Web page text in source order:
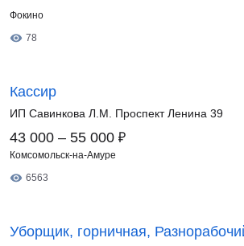
Фокино
78
Кассир
ИП Савинкова Л.М. Проспект Ленина 39
43 000 – 55 000 ₽
Комсомольск-на-Амуре
6563
Уборщик, горничная,